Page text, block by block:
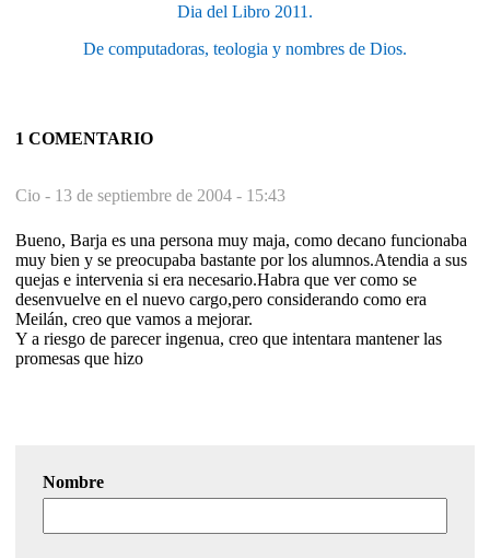
Dia del Libro 2011.
De computadoras, teologia y nombres de Dios.
1 COMENTARIO
Cio - 13 de septiembre de 2004 - 15:43
Bueno, Barja es una persona muy maja, como decano funcionaba
muy bien y se preocupaba bastante por los alumnos.Atendia a sus
quejas e intervenia si era necesario.Habra que ver como se
desenvuelve en el nuevo cargo,pero considerando como era
Meilán, creo que vamos a mejorar.
Y a riesgo de parecer ingenua, creo que intentara mantener las
promesas que hizo
Nombre